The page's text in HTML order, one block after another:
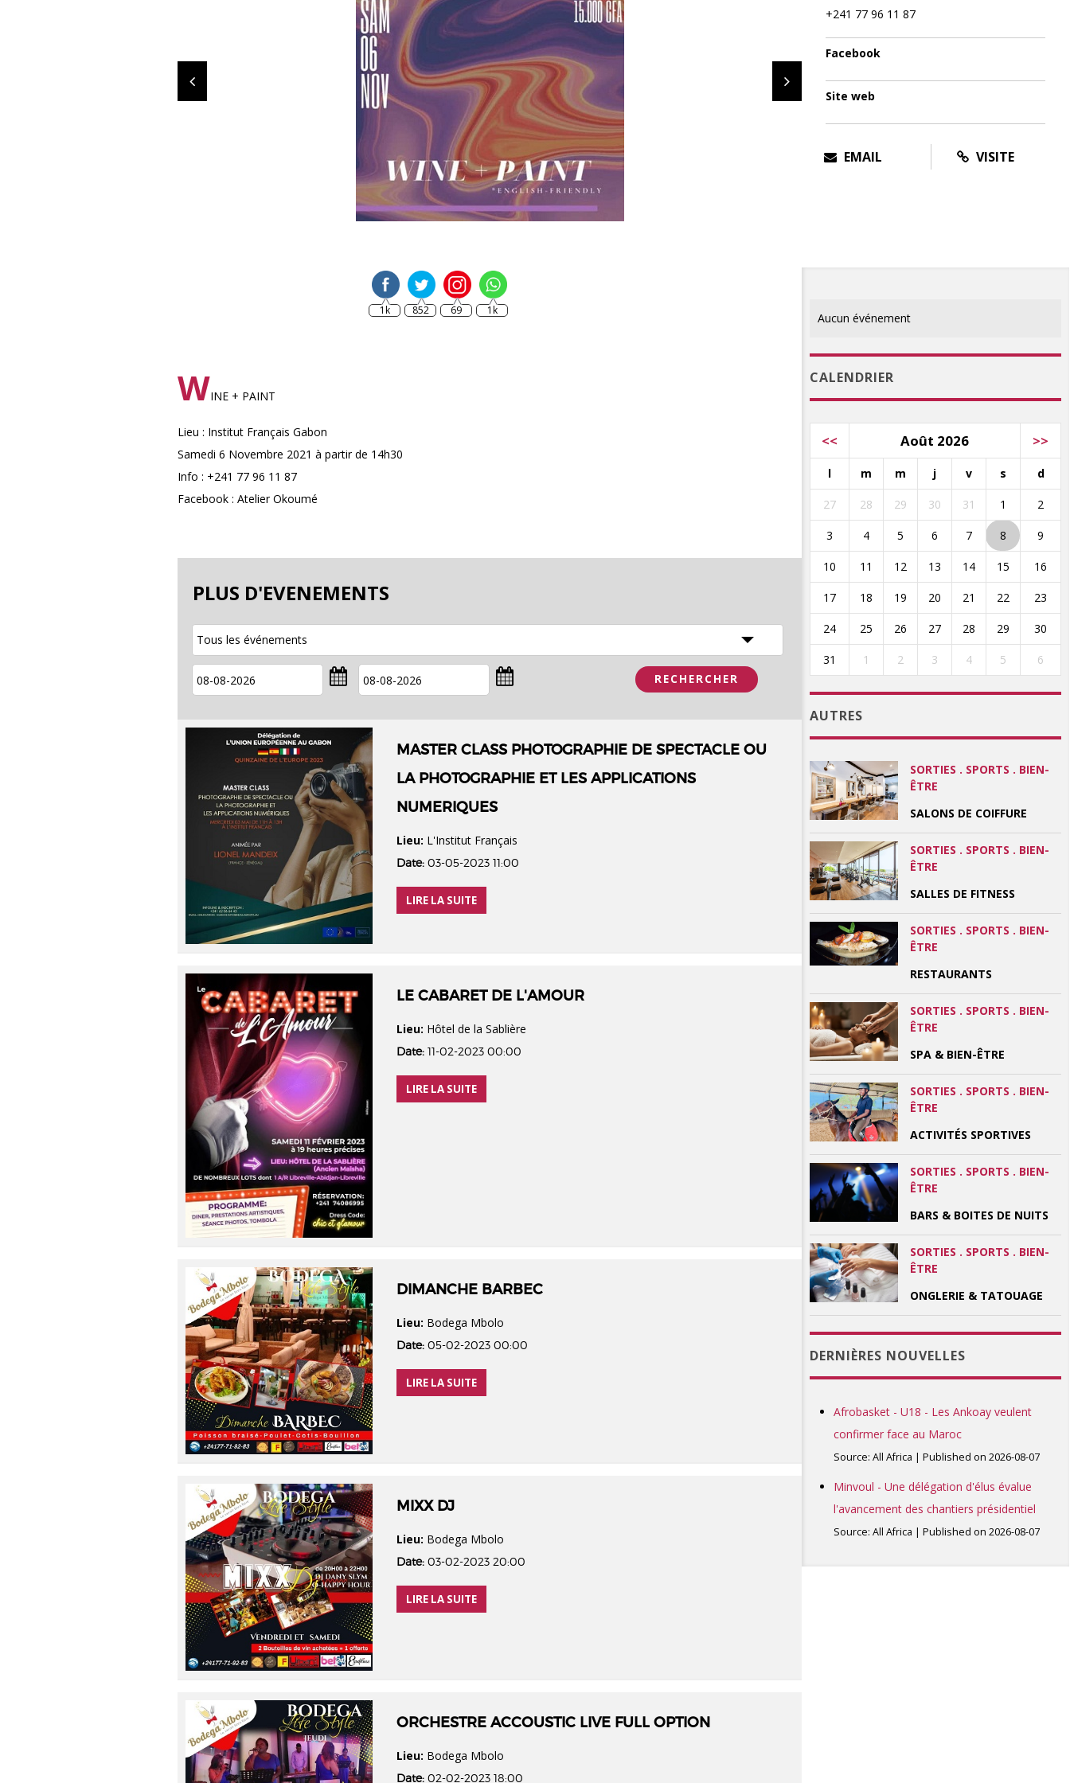
+241 77 96 11 87
Facebook
Site web
EMAIL VISITE
1k 852 69 1k
WINE + PAINT
Lieu : Institut Français Gabon
Samedi 6 Novembre 2021 à partir de 14h30
Info : +241 77 96 11 87
Facebook : Atelier Okoumé
PLUS D'EVENEMENTS
MASTER CLASS PHOTOGRAPHIE DE SPECTACLE OU
LA PHOTOGRAPHIE ET LES APPLICATIONS
NUMERIQUES
Lieu: L'Institut Français
Date: 03-05-2023 11:00
LIRE LA SUITE
LE CABARET DE L'AMOUR
Lieu: Hôtel de la Sablière
Date: 11-02-2023 00:00
LIRE LA SUITE
DIMANCHE BARBEC
Lieu: Bodega Mbolo
Date: 05-02-2023 00:00
LIRE LA SUITE
MIXX DJ
Lieu: Bodega Mbolo
Date: 03-02-2023 20:00
LIRE LA SUITE
ORCHESTRE ACCOUSTIC LIVE FULL OPTION
Lieu: Bodega Mbolo
Date: 02-02-2023 18:00
Aucun événement
CALENDRIER
<< Août 2026 >>
l m m j v s d
27 28 29 30 31 1 2
3 4 5 6 7 8 9
10 11 12 13 14 15 16
17 18 19 20 21 22 23
24 25 26 27 28 29 30
31 1 2 3 4 5 6
AUTRES
SORTIES . SPORTS . BIEN-
ÊTRE
SALONS DE COIFFURE
SORTIES . SPORTS . BIEN-
ÊTRE
SALLES DE FITNESS
SORTIES . SPORTS . BIEN-
ÊTRE
RESTAURANTS
SORTIES . SPORTS . BIEN-
ÊTRE
SPA & BIEN-ÊTRE
SORTIES . SPORTS . BIEN-
ÊTRE
ACTIVITÉS SPORTIVES
SORTIES . SPORTS . BIEN-
ÊTRE
BARS & BOITES DE NUITS
SORTIES . SPORTS . BIEN-
ÊTRE
ONGLERIE & TATOUAGE
DERNIÈRES NOUVELLES
Afrobasket - U18 - Les Ankoay veulent
confirmer face au Maroc
Source: All Africa Published on 2026-08-07
Minvoul - Une délégation d'élus évalue
l'avancement des chantiers présidentiel
Source: All Africa Published on 2026-08-07